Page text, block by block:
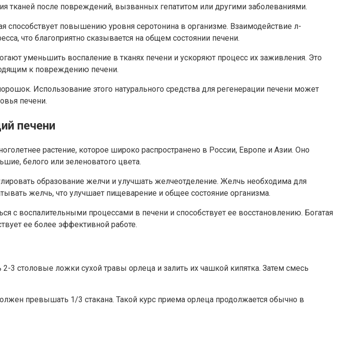
тканей после повреждений, вызванных гепатитом или другими заболеваниями.
повышению уровня серотонина в организме. Взаимодействие л-
что благоприятно сказывается на общем состоянии печени.
уменьшить воспаление в тканях печени и ускоряют процесс их заживления. Это
к повреждению печени.
Использование этого натурального средства для регенерации печени может
печени.
печени
растение, которое широко распространено в России, Европе и Азии. Оно
белого или зеленоватого цвета.
образование желчи и улучшать желчеотделение. Желчь необходима для
желчь, что улучшает пищеварение и общее состояние организма.
с воспалительными процессами в печени и способствует ее восстановлению. Богатая
ее более эффективной работе.
столовые ложки сухой травы орлеца и залить их чашкой кипятка. Затем смесь
превышать 1/3 стакана. Такой курс приема орлеца продолжается обычно в